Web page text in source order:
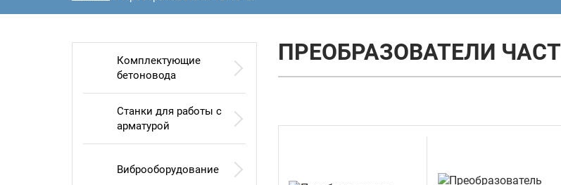
ПРЕОБРАЗОВАТЕЛИ
Комплектующие
бетоновода
Станки для работы с
арматурой
Виброоборудование